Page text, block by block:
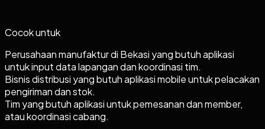
Cocok untuk
Perusahaan manufaktur di Bekasi yang butuh aplikasi
untuk input data lapangan dan koordinasi tim.
Bisnis distribusi yang butuh aplikasi mobile untuk pelacakan
pengiriman dan stok.
Tim yang butuh aplikasi untuk pemesanan dan member,
atau koordinasi cabang.